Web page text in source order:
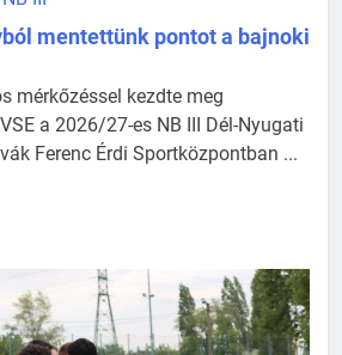
mentettünk pontot a bajnoki
mérkőzéssel kezdte meg
a 2026/27-es NB III Dél-Nyugati
Ferenc Érdi Sportközpontban ...